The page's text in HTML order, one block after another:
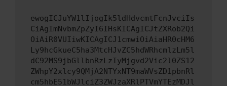
ewogICJuYW1lIjogIk5ldHdvcmtFcnJvciIs
CiAgImNvbmZpZyI6IHsKICAgICJtZXRob2Qi
OiAiR0VUIiwKICAgICJ1cmwiOiAiaHR0cHM6
Ly9hcGkueC5ha3MtcHJvZC5hdWRhcmlzLm5l
dC92MS9jbGllbnRzLzIyMjgvd2Vic2l0ZS12
ZWhpY2xlcy9QMjA2NTYxNT9maWVsZD1pbnRl
cm5hbE51bWJlciZ3ZWJzaXRlPTVmYTEzMDJl